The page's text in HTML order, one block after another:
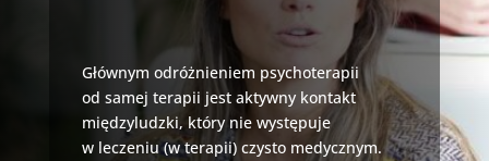
Głównym odróżnieniem psychoterapii
od samej terapii jest aktywny kontakt
międzyludzki, który nie występuje
w leczeniu (w terapii) czysto medycznym.